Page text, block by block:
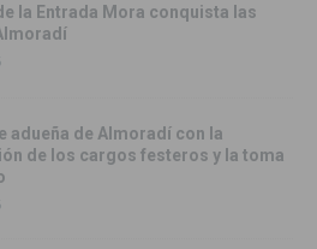
la Entrada Mora conquista las
adueña de Almoradí con la
de los cargos festeros y la toma